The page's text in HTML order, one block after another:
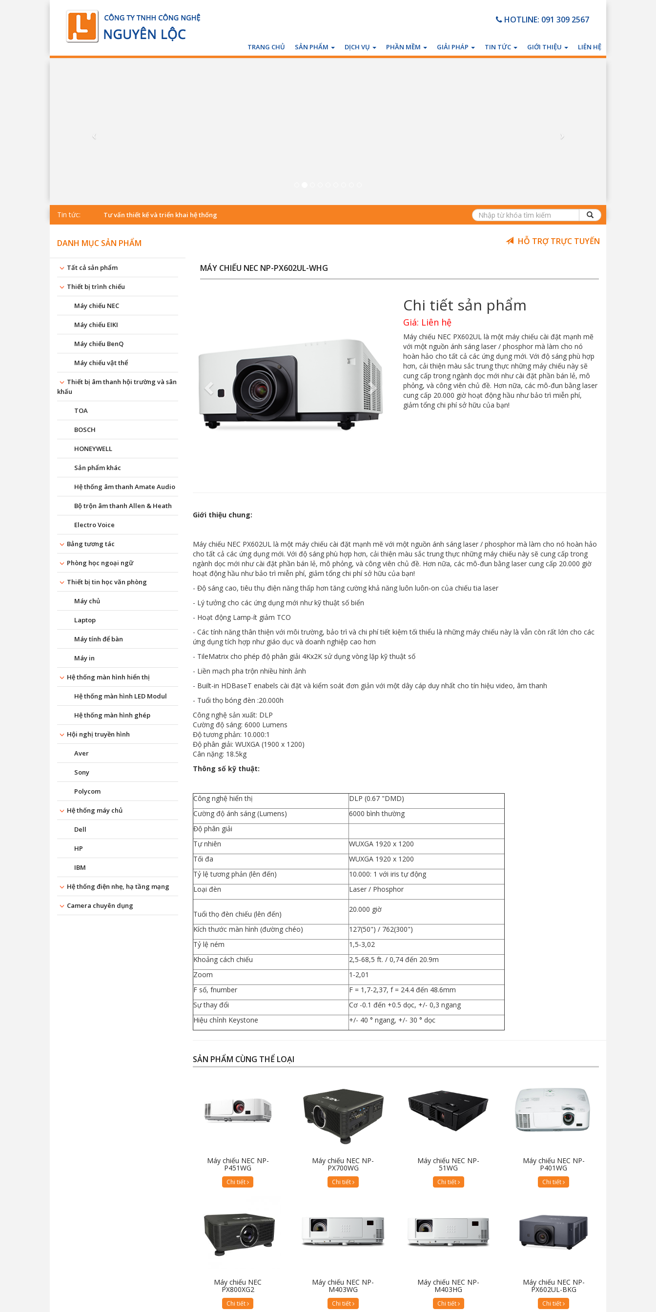
HOTLINE: 091 309 2567
TRANG CHỦ SẢN PHẨM DỊCH VỤ PHẦN MỀM GIẢI PHÁP TIN TỨC GIỚI THIỆU LIÊN HỆ
Tin tức: Tư vấn thiết kế và triển khai hệ thống
DANH MỤC SẢN PHẨM HỖ TRỢ TRỰC TUYẾN
Tất cả sản phẩm
Thiết bị trình chiếu
Máy chiếu NEC
Máy chiếu EIKI
Máy chiếu BenQ
Máy chiếu vật thể
Thiết bị âm thanh hội trường và sân
khấu
TOA
BOSCH
HONEYWELL
Sản phẩm khác
Hệ thống âm thanh Amate Audio
Bộ trộn âm thanh Allen & Heath
Electro Voice
Bảng tương tác
Phòng học ngoại ngữ
Thiết bị tin học văn phòng
Máy chủ
Laptop
Máy tính để bàn
Máy in
Hệ thống màn hình hiển thị
Hệ thống màn hình LED Modul
Hệ thống màn hình ghép
Hội nghị truyền hình
Aver
Sony
Polycom
Hệ thống máy chủ
Dell
HP
IBM
Hệ thống điện nhẹ, hạ tầng mạng
Camera chuyên dụng
MÁY CHIẾU NEC NP-PX602UL-WHG
Chi tiết sản phẩm
Giá: Liên hệ
Máy chiếu NEC PX602UL là một máy chiếu cài đặt mạnh mẽ
với một nguồn ánh sáng laser / phosphor mà làm cho nó
hoàn hảo cho tất cả các ứng dụng mới. Với độ sáng phù hợp
hơn, cải thiện màu sắc trung thực những máy chiếu này sẽ
cung cấp trong ngành dọc mới như cài đặt phần bán lẻ, mô
phỏng, và công viên chủ đề. Hơn nữa, các mô-đun bằng laser
cung cấp 20.000 giờ hoạt động hầu như bảo trì miễn phí,
giảm tổng chi phí sở hữu của bạn!
Giới thiệu chung:
Máy chiếu NEC PX602UL là một máy chiếu cài đặt mạnh mẽ với một nguồn ánh sáng laser / phosphor mà làm cho nó hoàn hảo
cho tất cả các ứng dụng mới. Với độ sáng phù hợp hơn, cải thiện màu sắc trung thực những máy chiếu này sẽ cung cấp trong
ngành dọc mới như cài đặt phần bán lẻ, mô phỏng, và công viên chủ đề. Hơn nữa, các mô-đun bằng laser cung cấp 20.000 giờ
hoạt động hầu như bảo trì miễn phí, giảm tổng chi phí sở hữu của bạn!
- Độ sáng cao, tiêu thụ điện năng thấp hơn tăng cường khả năng luôn luôn-on của chiếu tia laser
- Lý tưởng cho các ứng dụng mới như kỹ thuật số biển
- Hoạt động Lamp-ít giảm TCO
- Các tính năng thân thiện với môi trường, bảo trì và chi phí tiết kiệm tối thiểu là những máy chiếu này là vẫn còn rất lớn cho các
ứng dụng tích hợp như giáo dục và doanh nghiệp cao hơn
- TileMatrix cho phép độ phân giải 4Kx2K sử dụng vòng lặp kỹ thuật số
- Liền mạch pha trộn nhiều hình ảnh
- Built-in HDBaseT enabels cài đặt và kiểm soát đơn giản với một dây cáp duy nhất cho tín hiệu video, âm thanh
- Tuổi thọ bóng đèn :20.000h
Công nghệ sản xuất: DLP
Cường độ sáng: 6000 Lumens
Độ tương phản: 10.000:1
Độ phân giải: WUXGA (1900 x 1200)
Cân nặng: 18.5kg
Thông số kỹ thuật:
Công nghệ hiển thị
DLP (0.67 "DMD)
Cường độ ánh sáng (Lumens)
6000 bình thường
Độ phân giải
Tự nhiên
WUXGA 1920 x 1200
Tối đa
WUXGA 1920 x 1200
Tỷ lệ tương phản (lên đến)
10.000: 1 với iris tự động
Loại đèn
Laser / Phosphor
Tuổi thọ đèn chiếu (lên đến)
20.000 giờ
Kích thước màn hình (đường chéo)
127(50") / 762(300")
Tỷ lệ ném
1,5-3,02
Khoảng cách chiếu
2,5-68,5 ft. / 0,74 đến 20.9m
Zoom
1-2,01
F số, fnumber
F = 1,7-2,37, f = 24.4 đến 48.6mm
Sự thay đổi
Cơ -0.1 đến +0.5 dọc, +/- 0,3 ngang
Hiệu chỉnh Keystone
+/- 40 ° ngang, +/- 30 ° dọc
SẢN PHẨM CÙNG THỂ LOẠI
Máy chiếu NEC NP-
P451WG
Chi tiết
Máy chiếu NEC NP-
PX700WG
Chi tiết
Máy chiếu NEC NP-
51WG
Chi tiết
Máy chiếu NEC NP-
P401WG
Chi tiết
Máy chiếu NEC
PX800XG2
Chi tiết
Máy chiếu NEC NP-
M403WG
Chi tiết
Máy chiếu NEC NP-
M403HG
Chi tiết
Máy chiếu NEC NP-
PX602UL-BKG
Chi tiết